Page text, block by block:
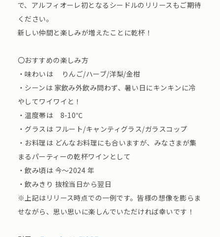
で、アルフィオーレ初となるシードルのリリースもご期待
ください。
新しい仲間と楽しみが増えたことに乾杯！
〇おすすめの楽しみ方
・味わいは りんご/ハーブ/洋梨/金柑
・シーンは 家飲み外飲み問わず、暑い日にキンキンに冷
やしてワイワイと！
・温度帯は 8-10℃
・グラスは フルート/キャンティグラス/ガラスコップ
・お料理は どんなお料理にも合いますが、みなさまが集
まるパーティーの乾杯ワインとして
・飲み頃は 今～2024 年
・飲みきり 抜栓当日から翌日
※上記はリリース時点での一例です。皆様の想像を膨らま
せながら、思い思いに楽しんでいただければ幸いです！